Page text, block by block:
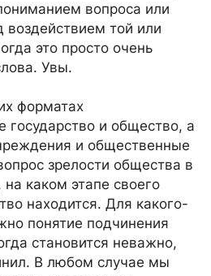
вопроса или
воздействием той или
это просто очень
Увы.
форматах
государство и общество, а
и общественные
зрелости общества в
каком этапе своего
находится. Для какого-
понятие подчинения
становится неважно,
В любом случае мы